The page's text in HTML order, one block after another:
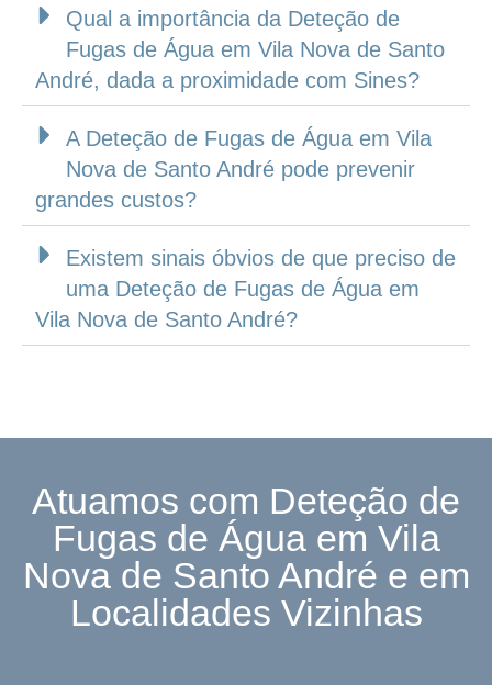
Qual a importância da Deteção de
Fugas de Água em Vila Nova de Santo
André, dada a proximidade com Sines?
A Deteção de Fugas de Água em Vila
Nova de Santo André pode prevenir
grandes custos?
Existem sinais óbvios de que preciso de
uma Deteção de Fugas de Água em
Vila Nova de Santo André?
Atuamos com Deteção de
Fugas de Água em Vila
Nova de Santo André e em
Localidades Vizinhas